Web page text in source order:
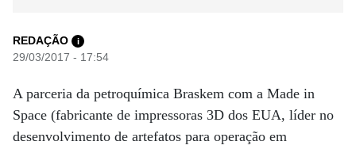
REDAÇÃO i
29/03/2017 - 17:54
A parceria da petroquímica Braskem com a Made in
Space (fabricante de impressoras 3D dos EUA, líder no
desenvolvimento de artefatos para operação em